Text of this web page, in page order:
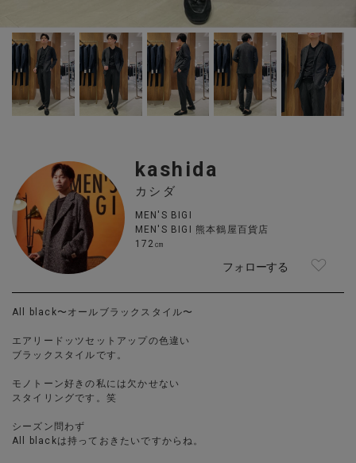
kashida
カシダ
MEN'S BIGI
MEN'S BIGI 熊本鶴屋百貨店
172㎝
フォローする
All black〜オールブラックスタイル〜
エアリードッツセットアップの色違い
ブラックスタイルです。
モノトーン好きの私には欠かせない
スタイリングです。笑
シーズン問わず
All blackは持っておきたいですからね。